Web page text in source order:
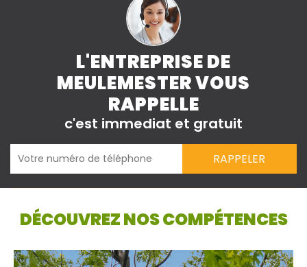
L'ENTREPRISE DE
MEULEMESTER VOUS
RAPPELLE
c'est immediat et gratuit
DÉCOUVREZ NOS COMPÉTENCES